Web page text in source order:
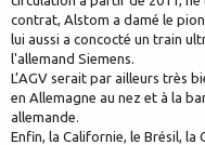
contrat, Alstom a damé le
lui aussi a concocté un train
l'allemand Siemens.
L’AGV serait par ailleurs très
en Allemagne au nez et à la
allemande.
Enfin, la Californie, le Brésil, la